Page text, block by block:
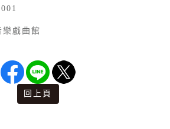
樂戲曲館
回上頁